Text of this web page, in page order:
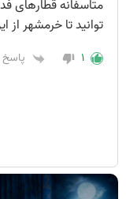
متاسفانه قطارهای
توانید تا خرمشهر از
۱ پاسخ